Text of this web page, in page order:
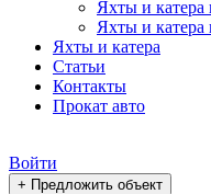
Яхты и катера
Яхты и катера
Яхты и катера
Статьи
Контакты
Прокат авто
Войти
+ Предложить объект